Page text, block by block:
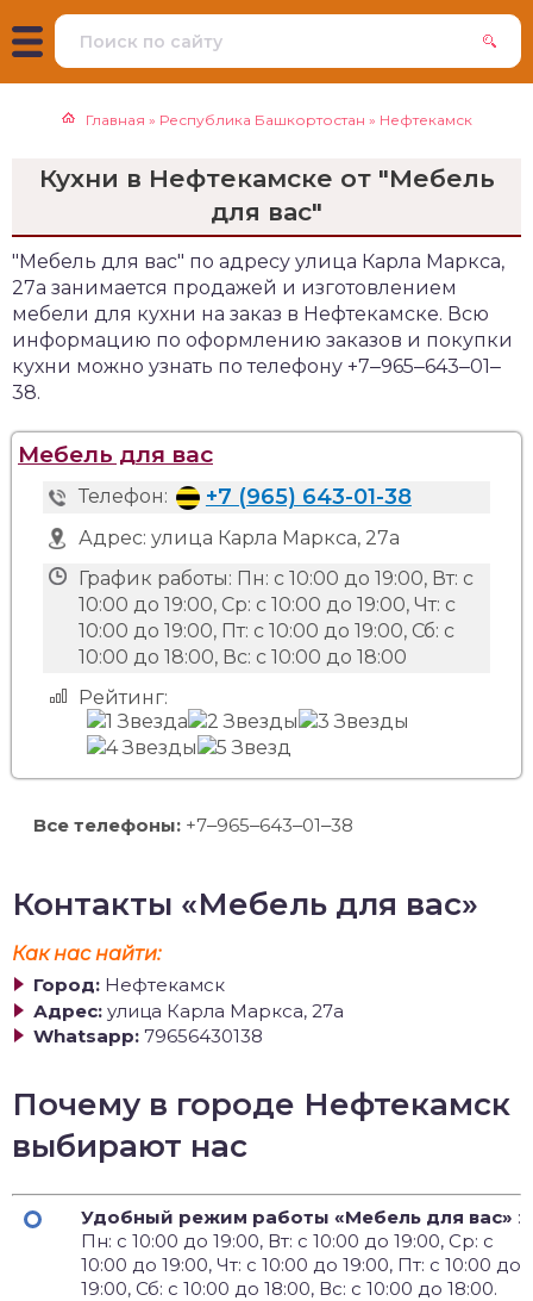
Главная » Республика Башкортостан » Нефтекамск
Кухни в Нефтекамске от "Мебель
для вас"
"Мебель для вас" по адресу улица Карла Маркса,
27а занимается продажей и изготовлением
мебели для кухни на заказ в Нефтекамске. Всю
информацию по оформлению заказов и покупки
кухни можно узнать по телефону +7‒965‒643‒01‒
38.
Мебель для вас
Телефон: +7 (965) 643-01-38
Адрес: улица Карла Маркса, 27а
График работы: Пн: с 10:00 до 19:00, Вт: с
10:00 до 19:00, Ср: с 10:00 до 19:00, Чт: с
10:00 до 19:00, Пт: с 10:00 до 19:00, Сб: с
10:00 до 18:00, Вс: с 10:00 до 18:00
Рейтинг:
Все телефоны: +7‒965‒643‒01‒38
Контакты «Мебель для вас»
Как нас найти:
Город: Нефтекамск
Адрес: улица Карла Маркса, 27а
Whatsapp: 79656430138
Почему в городе Нефтекамск
выбирают нас
Удобный режим работы «Мебель для вас» :
Пн: с 10:00 до 19:00, Вт: с 10:00 до 19:00, Ср: с
10:00 до 19:00, Чт: с 10:00 до 19:00, Пт: с 10:00 до
19:00, Сб: с 10:00 до 18:00, Вс: с 10:00 до 18:00.